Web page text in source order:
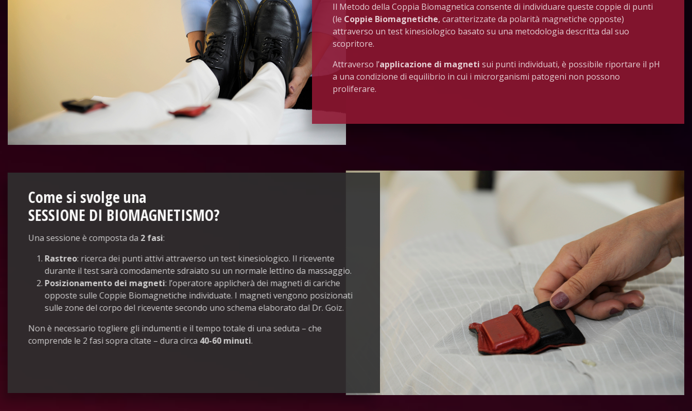
Il Metodo della Coppia Biomagnetica consente di individuare queste coppie di punti
(le Coppie Biomagnetiche, caratterizzate da polarità magnetiche opposte)
attraverso un test kinesiologico basato su una metodologia descritta dal suo
scopritore.
Attraverso l’applicazione di magneti sui punti individuati, è possibile riportare il pH
a una condizione di equilibrio in cui i microrganismi patogeni non possono
proliferare.
Come si svolge una
SESSIONE DI BIOMAGNETISMO?
Una sessione è composta da 2 fasi:
Rastreo: ricerca dei punti attivi attraverso un test kinesiologico. Il ricevente
durante il test sarà comodamente sdraiato su un normale lettino da massaggio.
Posizionamento dei magneti: l’operatore applicherà dei magneti di cariche
opposte sulle Coppie Biomagnetiche individuate. I magneti vengono posizionati
sulle zone del corpo del ricevente secondo uno schema elaborato dal Dr. Goiz.
Non è necessario togliere gli indumenti e il tempo totale di una seduta – che
comprende le 2 fasi sopra citate – dura circa 40-60 minuti.